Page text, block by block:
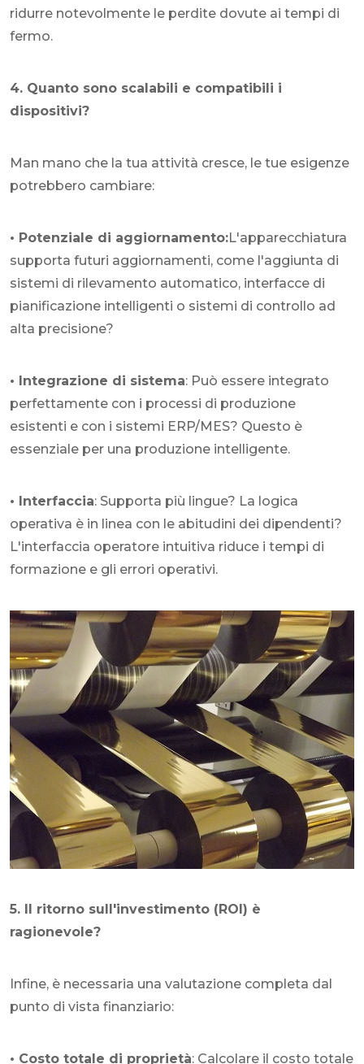
ridurre notevolmente le perdite dovute ai tempi di
fermo.
4. Quanto sono scalabili e compatibili i
dispositivi?
Man mano che la tua attività cresce, le tue esigenze
potrebbero cambiare:
• Potenziale di aggiornamento:L'apparecchiatura
supporta futuri aggiornamenti, come l'aggiunta di
sistemi di rilevamento automatico, interfacce di
pianificazione intelligenti o sistemi di controllo ad
alta precisione?
• Integrazione di sistema: Può essere integrato
perfettamente con i processi di produzione
esistenti e con i sistemi ERP/MES? Questo è
essenziale per una produzione intelligente.
• Interfaccia: Supporta più lingue? La logica
operativa è in linea con le abitudini dei dipendenti?
L'interfaccia operatore intuitiva riduce i tempi di
formazione e gli errori operativi.
5. Il ritorno sull'investimento (ROI) è
ragionevole?
Infine, è necessaria una valutazione completa dal
punto di vista finanziario:
• Costo totale di proprietà: Calcolare il costo totale